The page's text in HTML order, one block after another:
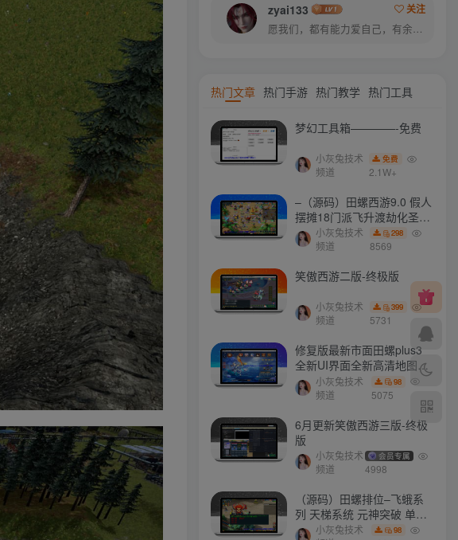
zyai133
关注
愿我们，都有能力爱自己，有余力爱别人
热门文章 热门手游 热门教学 热门工具
梦幻工具箱————-免费
小灰兔技术
频道
免费
2.1W+
–（源码）田螺西游9.0 假人
摆摊18门派飞升渡劫化圣助
战最新BB谛听….
小灰兔技术
频道
298
8569
笑傲西游二版-终极版
小灰兔技术
频道
399
5731
修复版最新市面田螺plus3
全新UI界面全新高清地图18
门派 修复了后门ggeserver
打不开
小灰兔技术
频道
98
5075
6月更新笑傲西游三版-终极
版
小灰兔技术
频道
会员专属
4998
（源码）田螺排位–飞蛾系
列 天梯系统 元神突破 单机
免费 含GM工具
小灰兔技术
98